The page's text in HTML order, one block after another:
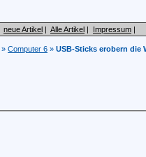
neue Artikel | Alle Artikel | Impressum |
» Computer 6 » USB-Sticks erobern die